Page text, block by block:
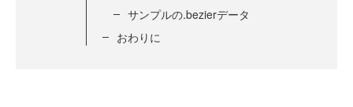
サンプルの.bezierデータ
おわりに